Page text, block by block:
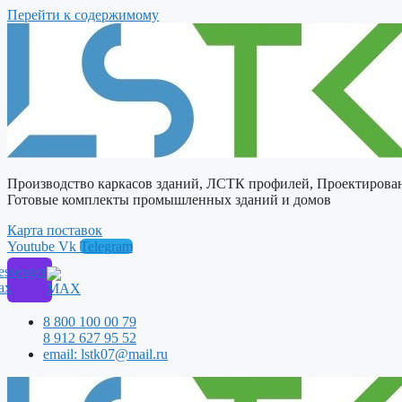
Перейти к содержимому
Производство каркасов зданий, ЛСТК профилей,
Готовые комплекты промышленных зданий и домов
Карта поставок
Youtube Vk Telegram
8 800 100 00 79
8 912 627 95 52
email: lstk07@mail.ru